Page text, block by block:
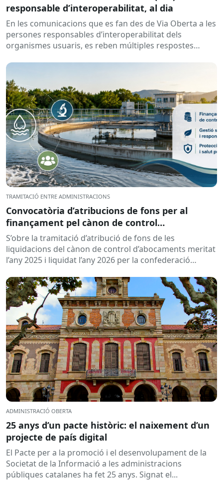
responsable d’interoperabilitat, al dia
En les comunicacions que es fan des de Via Oberta a les
persones responsables d’interoperabilitat dels
organismes usuaris, es reben múltiples respostes
TRAMITACIÓ ENTRE ADMINISTRACIONS
Convocatòria d’atribucions de fons per al
finançament pel cànon de control
d’abocaments meritat l’any 2025 i liquidat l’any
2026
S’obre la tramitació d’atribució de fons de les
liquidacions del cànon de control d’abocaments meritat
l’any 2025 i liquidat l’any 2026 per la confederació
ADMINISTRACIÓ OBERTA
25 anys d’un pacte històric: el naixement d’un
projecte de país digital
El Pacte per a la promoció i el desenvolupament de la
Societat de la Informació a les administracions
públiques catalanes ha fet 25 anys. Signat el...